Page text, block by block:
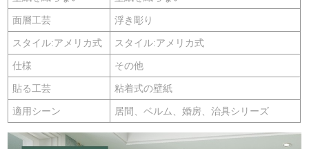
面層工芸 浮き彫り
スタイル:アメリカ式 スタイル:アメリカ式
仕様 その他
貼る工芸 粘着式の壁紙
適用シーン 居間、ベルム、婚房、治具シリーズ